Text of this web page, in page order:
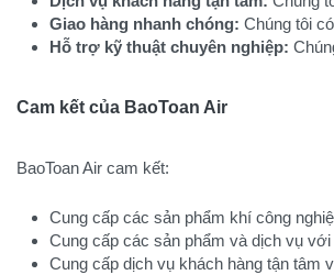
Giao hàng nhanh chóng: Chúng tôi
Hỗ trợ kỹ thuật chuyên nghiệp:
Cam kết của BaoToan Air
BaoToan Air cam kết:
Cung cấp các sản phẩm khí công
Cung cấp các sản phẩm và dịch vụ
Cung cấp dịch vụ khách hàng tận tâm